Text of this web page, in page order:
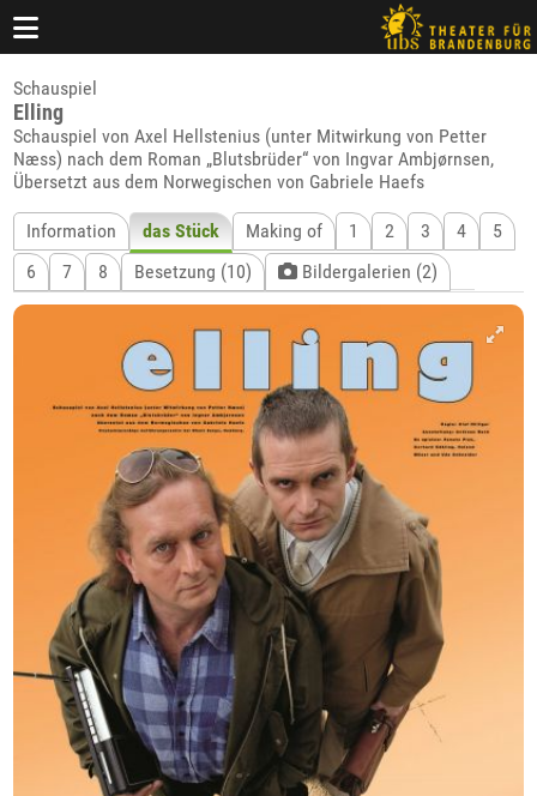
Schauspiel
Elling
Schauspiel von Axel Hellstenius (unter Mitwirkung von Petter
Næss) nach dem Roman „Blutsbrüder“ von Ingvar Ambjørnsen,
Übersetzt aus dem Norwegischen von Gabriele Haefs
Information das Stück Making of 1 2 3 4
5
6
7 8 Besetzung (10) Bildergalerien (2)